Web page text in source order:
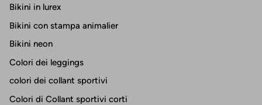
Bikini in lurex
Bikini con stampa animalier
Bikini neon
Colori dei leggings
colori dei collant sportivi
Colori di Collant sportivi corti